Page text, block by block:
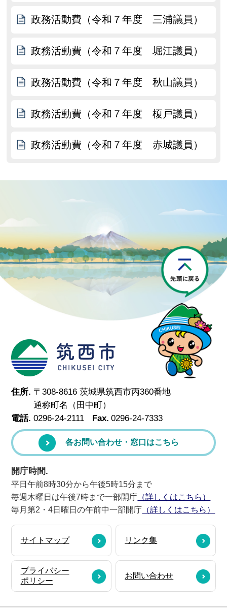
政務活動費（令和７年度 三浦議員）
政務活動費（令和７年度 堀江議員）
政務活動費（令和７年度 秋山議員）
政務活動費（令和７年度 榎戸議員）
政務活動費（令和７年度 赤城議員）
筑西市
住所. 〒308-8616 茨城県筑西市丙360番地
通称町名（田中町）
電話. 0296-24-2111 Fax. 0296-24-7333
各お問い合わせ・窓口はこちら
開庁時間.
平日午前8時30分から午後5時15分まで
毎週木曜日は午後7時まで一部開庁 （詳しくはこちら）
毎月第2・4日曜日の午前中一部開庁 （詳しくはこちら）
サイトマップ リンク集
プライバシー
ポリシー
お問い合わせ